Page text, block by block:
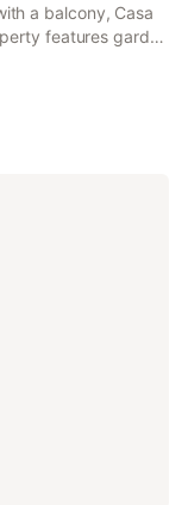
a balcony, Casa
features garden
Kagyu.